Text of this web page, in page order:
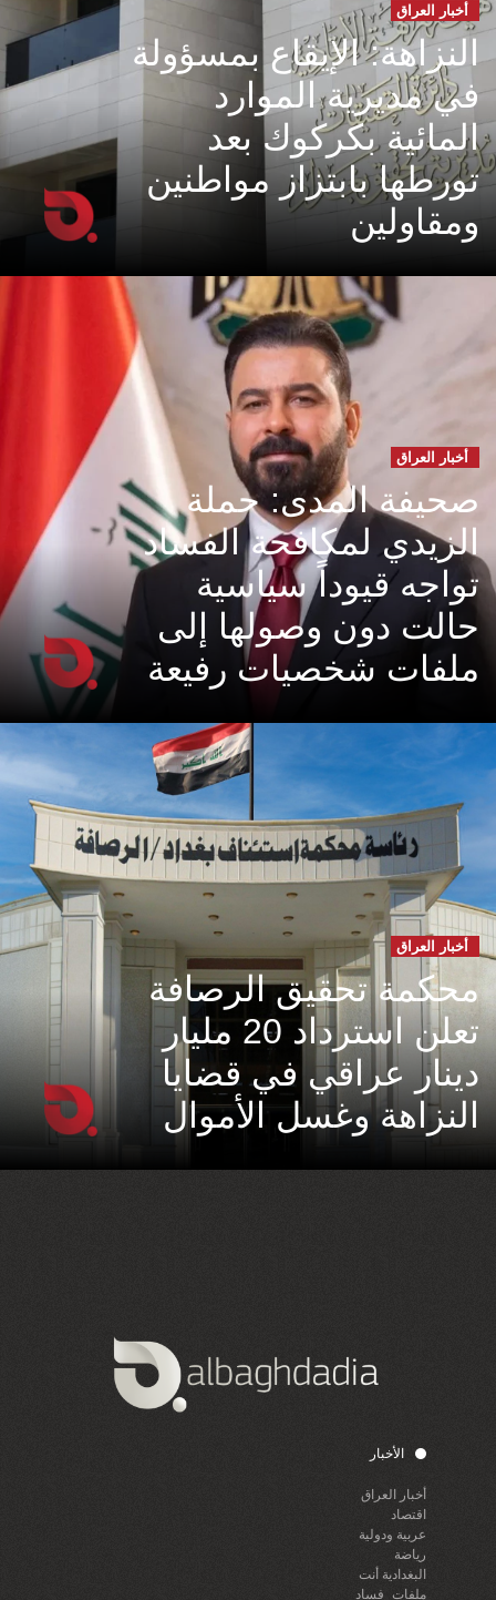
أخبار العراق
النزاهة: الإيقاع بمسؤولة
في مديرية الموارد
المائية بكركوك بعد
تورطها بابتزاز مواطنين
ومقاولين
أخبار العراق
صحيفة المدى: حملة
الزيدي لمكافحة الفساد
تواجه قيوداً سياسية
حالت دون وصولها إلى
ملفات شخصيات رفيعة
أخبار العراق
محكمة تحقيق الرصافة
تعلن استرداد 20 مليار
دينار عراقي في قضايا
النزاهة وغسل الأموال
الأخبار
أخبار العراق
اقتصاد
عربية ودولية
رياضة
البغدادية أنت
ملفات_فساد